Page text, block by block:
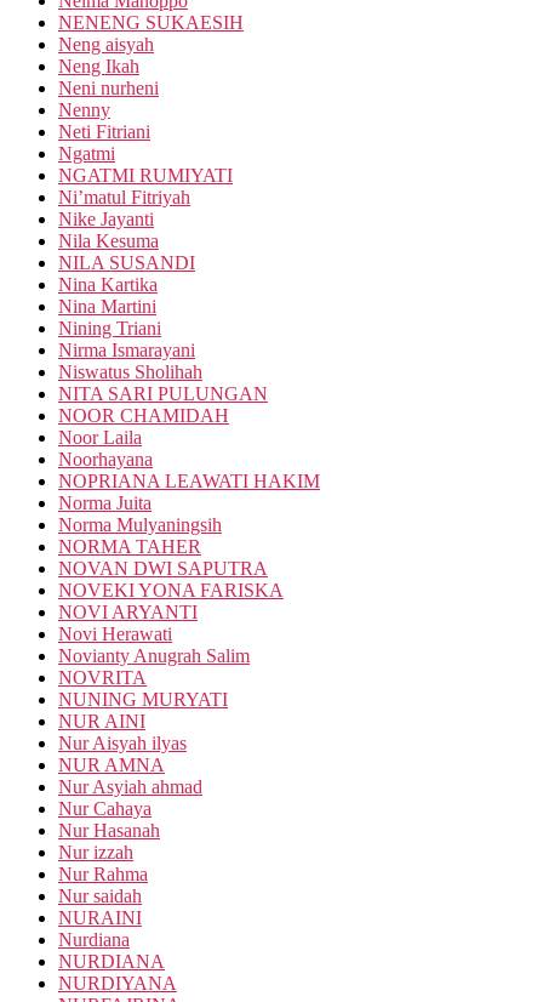
NENENG SUKAESIH
Neng aisyah
Neng Ikah
Neni nurheni
Nenny
Neti Fitriani
Ngatmi
NGATMI RUMIYATI
Ni’matul Fitriyah
Nike Jayanti
Nila Kesuma
NILA SUSANDI
Nina Kartika
Nina Martini
Nining Triani
Nirma Ismarayani
Niswatus Sholihah
NITA SARI PULUNGAN
NOOR CHAMIDAH
Noor Laila
Noorhayana
NOPRIANA LEAWATI HAKIM
Norma Juita
Norma Mulyaningsih
NORMA TAHER
NOVAN DWI SAPUTRA
NOVEKI YONA FARISKA
NOVI ARYANTI
Novi Herawati
Novianty Anugrah Salim
NOVRITA
NUNING MURYATI
NUR AINI
Nur Aisyah ilyas
NUR AMNA
Nur Asyiah ahmad
Nur Cahaya
Nur Hasanah
Nur izzah
Nur Rahma
Nur saidah
NURAINI
Nurdiana
NURDIANA
NURDIYANA